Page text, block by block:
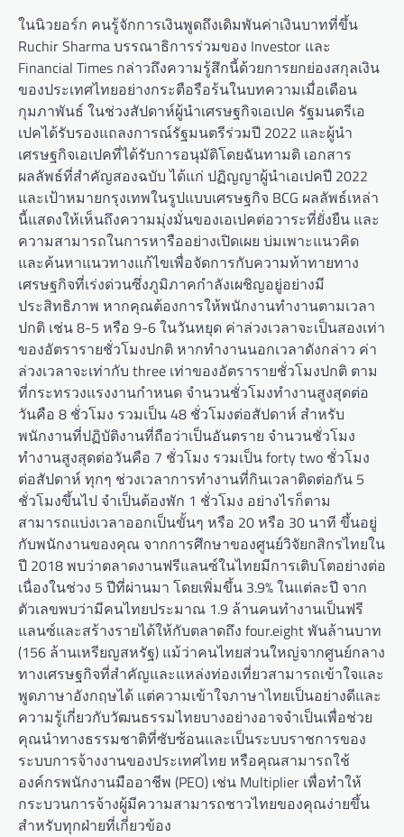
ในนิวยอร์ก คนรู้จักการเงินพูดถึงเดิมพันค่าเงินบาทที่ขึ้น
Ruchir Sharma บรรณาธิการร่วมของ Investor และ
Financial Times กล่าวถึงความรู้สึกนี้ด้วยการยกย่องสกุลเงิน
ของประเทศไทยอย่างกระตือรือร้นในบทความเมื่อเดือน
กุมภาพันธ์ ในช่วงสัปดาห์ผู้นำเศรษฐกิจเอเปค รัฐมนตรีเอ
เปคได้รับรองแถลงการณ์รัฐมนตรีร่วมปี 2022 และผู้นำ
เศรษฐกิจเอเปคที่ได้รับการอนุมัติโดยฉันทามติ เอกสาร
ผลลัพธ์ที่สำคัญสองฉบับ ได้แก่ ปฏิญญาผู้นำเอเปคปี 2022
และเป้าหมายกรุงเทพในรูปแบบเศรษฐกิจ BCG ผลลัพธ์เหล่า
นี้แสดงให้เห็นถึงความมุ่งมั่นของเอเปคต่อวาระที่ยั่งยืน และ
ความสามารถในการหารืออย่างเปิดเผย บ่มเพาะแนวคิด
และค้นหาแนวทางแก้ไขเพื่อจัดการกับความท้าทายทาง
เศรษฐกิจที่เร่งด่วนซึ่งภูมิภาคกำลังเผชิญอยู่อย่างมี
ประสิทธิภาพ หากคุณต้องการให้พนักงานทำงานตามเวลา
ปกติ เช่น 8-5 หรือ 9-6 ในวันหยุด ค่าล่วงเวลาจะเป็นสองเท่า
ของอัตรารายชั่วโมงปกติ หากทำงานนอกเวลาดังกล่าว ค่า
ล่วงเวลาจะเท่ากับ three เท่าของอัตรารายชั่วโมงปกติ ตาม
ที่กระทรวงแรงงานกำหนด จำนวนชั่วโมงทำงานสูงสุดต่อ
วันคือ 8 ชั่วโมง รวมเป็น 48 ชั่วโมงต่อสัปดาห์ สำหรับ
พนักงานที่ปฏิบัติงานที่ถือว่าเป็นอันตราย จำนวนชั่วโมง
ทำงานสูงสุดต่อวันคือ 7 ชั่วโมง รวมเป็น forty two ชั่วโมง
ต่อสัปดาห์ ทุกๆ ช่วงเวลาการทำงานที่กินเวลาติดต่อกัน 5
ชั่วโมงขึ้นไป จำเป็นต้องพัก 1 ชั่วโมง อย่างไรก็ตาม
สามารถแบ่งเวลาออกเป็นขั้นๆ หรือ 20 หรือ 30 นาที ขึ้นอยู่
กับพนักงานของคุณ จากการศึกษาของศูนย์วิจัยกสิกรไทยใน
ปี 2018 พบว่าตลาดงานฟรีแลนซ์ในไทยมีการเติบโตอย่างต่อ
เนื่องในช่วง 5 ปีที่ผ่านมา โดยเพิ่มขึ้น 3.9% ในแต่ละปี จาก
ตัวเลขพบว่ามีคนไทยประมาณ 1.9 ล้านคนทำงานเป็นฟรี
แลนซ์และสร้างรายได้ให้กับตลาดถึง four.eight พันล้านบาท
(156 ล้านเหรียญสหรัฐ) แม้ว่าคนไทยส่วนใหญ่จากศูนย์กลาง
ทางเศรษฐกิจที่สำคัญและแหล่งท่องเที่ยวสามารถเข้าใจและ
พูดภาษาอังกฤษได้ แต่ความเข้าใจภาษาไทยเป็นอย่างดีและ
ความรู้เกี่ยวกับวัฒนธรรมไทยบางอย่างอาจจำเป็นเพื่อช่วย
คุณนำทางธรรมชาติที่ซับซ้อนและเป็นระบบราชการของ
ระบบการจ้างงานของประเทศไทย หรือคุณสามารถใช้
องค์กรพนักงานมืออาชีพ (PEO) เช่น Multiplier เพื่อทำให้
กระบวนการจ้างผู้มีความสามารถชาวไทยของคุณง่ายขึ้น
สำหรับทุกฝ่ายที่เกี่ยวข้อง